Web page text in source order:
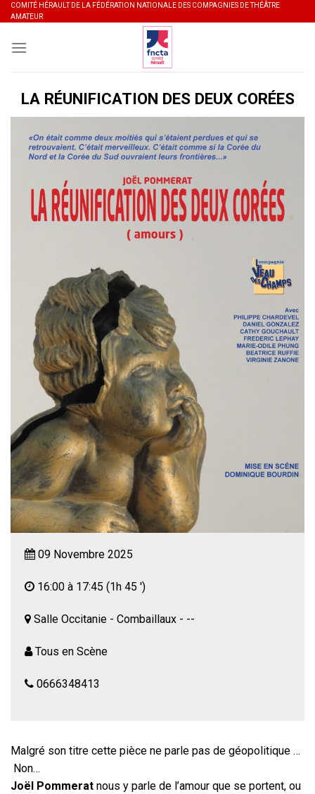
Skip
to
content
COMITÉ HÉRAULT DE LA FÉDÉRATION NATIONALE DES COMPAGNIES DE THÉÂTRE
AMATEUR
LA RÉUNIFICATION DES DEUX CORÉES
09 Novembre 2025
16:00 à 17:45 (1h 45 ')
Salle Occitanie - Combaillaux - --
Tous en Scène
0666348413
Malgré son titre cette pièce ne parle pas de géopolitique …
Non…
Joël Pommerat nous y parle de l’amour que se portent, ou